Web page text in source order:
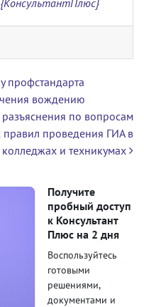
{КонсультантПлюс}
профстандарта
вождению
по вопросам
проведения ГИА в
колледжах и техникумах
Получите
пробный доступ
к Консультант
Плюс на 2 дня
Воспользуйтесь
готовыми
решениями,
документами и